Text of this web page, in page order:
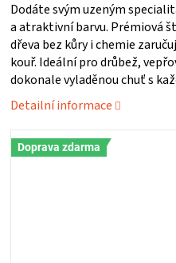
ZRÁNÍ
MASA
VENKOVNÍ
KUCHYNĚ
Dodáte svým uzeným
a atraktivní barvu. Prémiová
dřeva bez kůry i chemie
kouř. Ideální pro drůbež,
dokonale vyladěnou chuť s
Detailní informace
Doprava zdarma